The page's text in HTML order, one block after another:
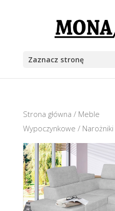
Zaznacz stronę
Strona główna / Meble
Wypoczynkowe / Narożniki